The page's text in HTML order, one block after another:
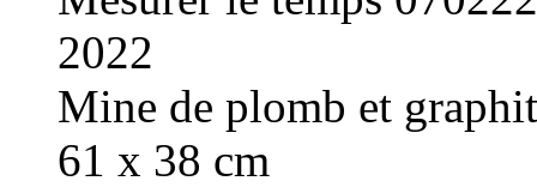
2022
Mine de plomb et
61 x 38 cm